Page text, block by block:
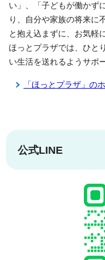
い」、「子どもが働かず
り、自分や家族の将来に
と抱え込まずに、お気軽
ほっとプラザでは、ひと
い生活を送れるようサポ
「ほっとプラザ」の
公式LINE